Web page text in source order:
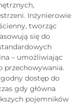
Inżynierowie
tworząc
się do
– umożliwiając
przechowywania.
dostęp do
gdy główna
pojemników